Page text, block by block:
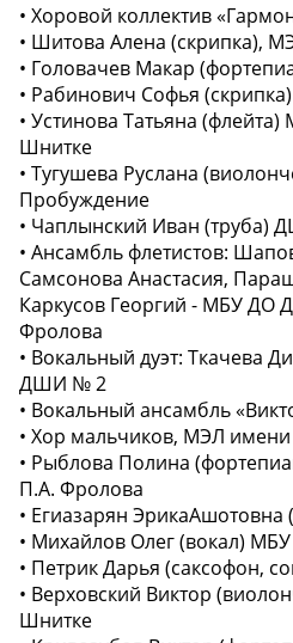
• Хоровой коллектив
• Шитова Алена (скрипка),
• Головачев Макар
• Рабинович Софья
• Устинова Татьяна
Шнитке
• Тугушева Руслана
Пробуждение
• Чаплынский Иван (труба)
• Ансамбль флетистов:
Самсонова Анастасия,
Каркусов Георгий - МБУ
Фролова
• Вокальный дуэт: Ткачева
ДШИ № 2
• Вокальный ансамбль
• Хор мальчиков, МЭЛ
• Рыблова Полина
П.А. Фролова
• Егиазарян
• Михайлов Олег (вокал)
• Петрик Дарья (саксофон,
• Верховский Виктор
Шнитке